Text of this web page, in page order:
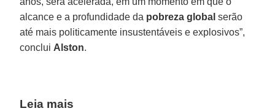
alcance e a profundidade da pobreza global serão
até mais politicamente insustentáveis e explosivos”,
conclui Alston.
Leia mais